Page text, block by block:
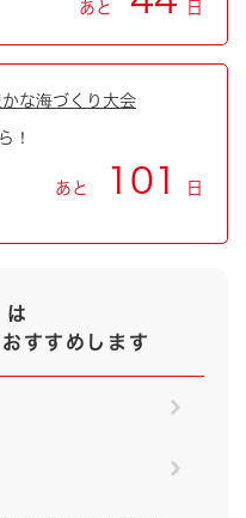
あと 日
な海づくり大会
！
あと 101 日
は
すすめします